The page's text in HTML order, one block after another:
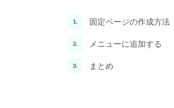
1. 固定ページの作成方法
2. メニューに追加する
3. まとめ